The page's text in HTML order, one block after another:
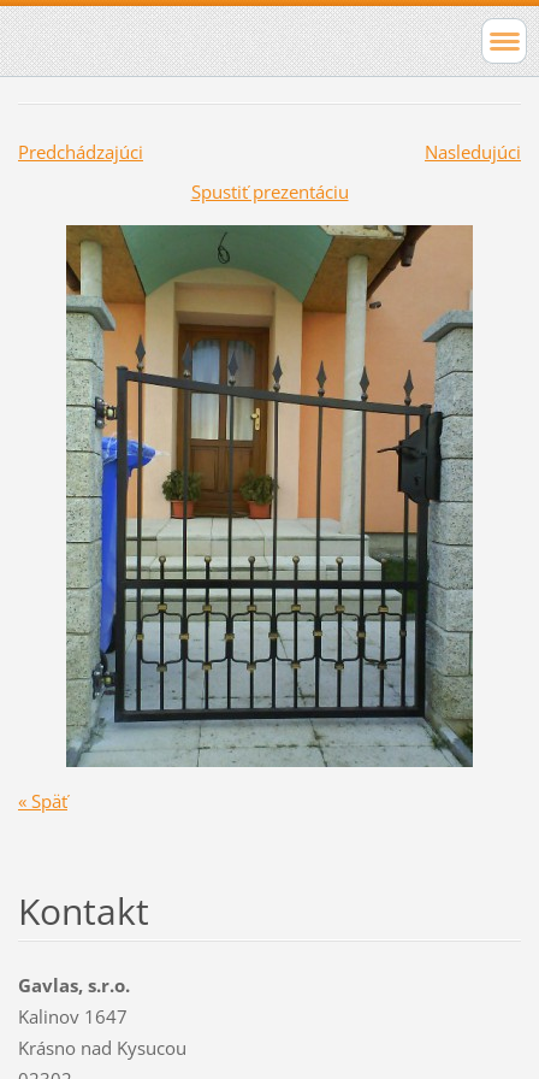
Predchádzajúci
Nasledujúci
Spustiť prezentáciu
« Späť
Kontakt
Gavlas, s.r.o.
Kalinov 1647
Krásno nad Kysucou